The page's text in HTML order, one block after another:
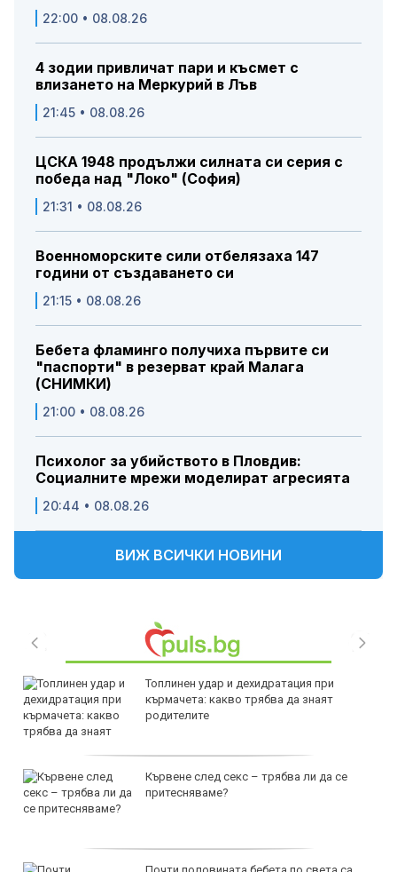
22:00 • 08.08.26
4 зодии привличат пари и късмет с
влизането на Меркурий в Лъв
21:45 • 08.08.26
ЦСКА 1948 продължи силната си серия с
победа над "Локо" (София)
21:31 • 08.08.26
Военноморските сили отбелязаха 147
години от създаването си
21:15 • 08.08.26
Бебета фламинго получиха първите си
"паспорти" в резерват край Малага
(СНИМКИ)
21:00 • 08.08.26
Психолог за убийството в Пловдив:
Социалните мрежи моделират агресията
20:44 • 08.08.26
ВИЖ ВСИЧКИ НОВИНИ
Топлинен удар и дехидратация при
кърмачета: какво трябва да знаят
родителите
Кървене след секс – трябва ли да се
притесняваме?